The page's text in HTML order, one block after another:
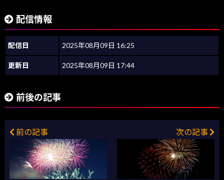
配信情報
配信日 2025年08月09日 16:25
更新日 2025年08月09日 17:44
前後の記事
前の記事 次の記事